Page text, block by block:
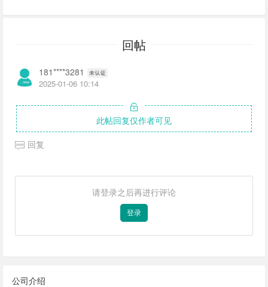
回帖
181****3281
2025-01-06 10:14
此帖回复仅作者可见
回复
请登录之后再进行评论
登录
公司介绍